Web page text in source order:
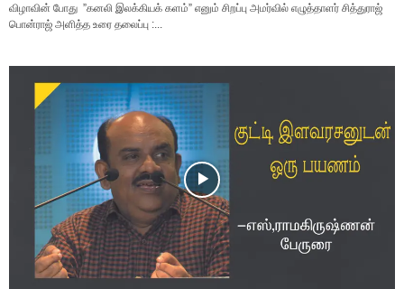
விழாவின் போது ”கனலி இலக்கியக் களம்” எனும் சிறப்பு அமர்வில் எழுத்தாளர் சித்துராஜ்
பொன்ராஜ் அளித்த உரை தலைப்பு :...